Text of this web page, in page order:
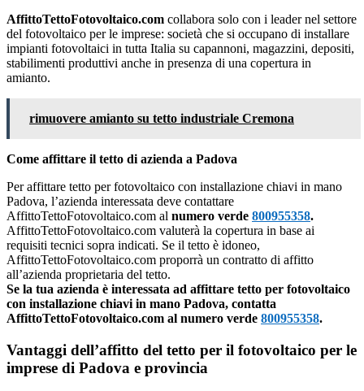
AffittoTettoFotovoltaico.com collabora solo con i leader nel settore
del fotovoltaico per le imprese: società che si occupano di installare
impianti fotovoltaici in tutta Italia su capannoni, magazzini, depositi,
stabilimenti produttivi anche in presenza di una copertura in
amianto.
rimuovere amianto su tetto industriale Cremona
Come affittare il tetto di azienda a Padova
Per affittare tetto per fotovoltaico con installazione chiavi in mano
Padova, l’azienda interessata deve contattare
AffittoTettoFotovoltaico.com al numero verde 800955358.
AffittoTettoFotovoltaico.com valuterà la copertura in base ai
requisiti tecnici sopra indicati. Se il tetto è idoneo,
AffittoTettoFotovoltaico.com proporrà un contratto di affitto
all’azienda proprietaria del tetto.
Se la tua azienda è interessata ad affittare tetto per fotovoltaico
con installazione chiavi in mano Padova, contatta
AffittoTettoFotovoltaico.com al numero verde 800955358.
Vantaggi dell’affitto del tetto per il fotovoltaico per le
imprese di Padova e provincia